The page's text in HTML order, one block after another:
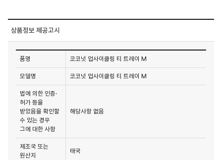
상품정보 제공고시
품명 코코넛 업사이클링 티 트레이 M
모델명 코코넛 업사이클링 티 트레이 M
법에 의한 인증·
허가 등을
받았음을 확인할
수 있는 경우
그에 대한 사항
해당사항 없음
제조국 또는
원산지
태국